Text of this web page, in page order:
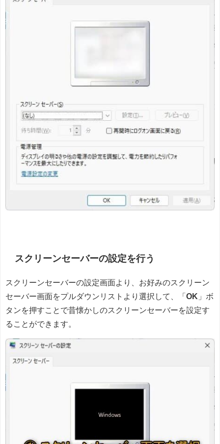
スクリーンセーバーの設定を行う
スクリーンセーバーの設定画面より、お好みのスクリーン
セーバー画面をプルダウンリストより選択して、「 OK 」ボ
タンを押すことで昔懐かしのスクリーンセーバーを設定す
ることができます。